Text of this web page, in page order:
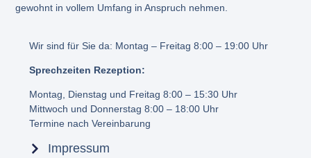
gewohnt in vollem Umfang in Anspruch nehmen.
Wir sind für Sie da: Montag – Freitag 8:00 – 19:00 Uhr
Sprechzeiten Rezeption:
Montag, Dienstag und Freitag 8:00 – 15:30 Uhr
Mittwoch und Donnerstag 8:00 – 18:00 Uhr
Termine nach Vereinbarung
Impressum